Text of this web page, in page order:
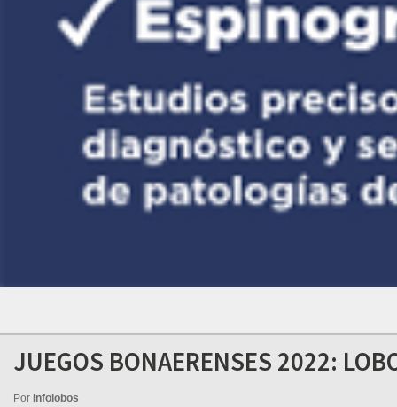
JUEGOS BONAERENSES 2022:
Por Infolobos